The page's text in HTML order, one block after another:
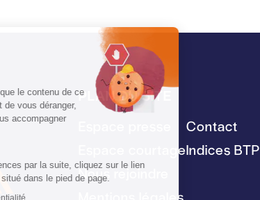
PLAN DU SITE
Espace courtage
Nous rejoindre
Mentions légales
Contact
Indices BTP
que le contenu de ce
de vous déranger,
accompagner
par la suite, cliquez sur le lien
situé dans le pied de page.